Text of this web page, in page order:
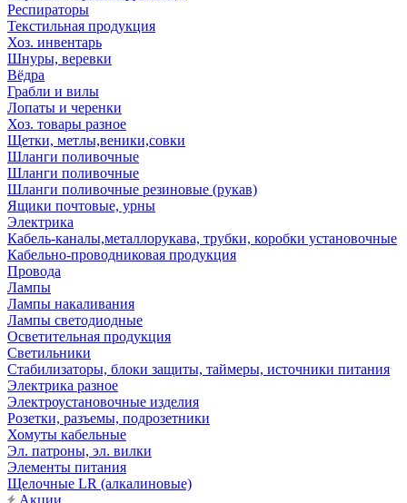
Респираторы
Текстильная продукция
Хоз. инвентарь
Шнуры, веревки
Вёдра
Грабли и вилы
Лопаты и черенки
Хоз. товары разное
Щетки, метлы,веники,совки
Шланги поливочные
Шланги поливочные
Шланги поливочные резиновые (рукав)
Ящики почтовые, урны
Электрика
Кабель-каналы,металлорукава, трубки, коробки установочные
Кабельно-проводниковая продукция
Провода
Лампы
Лампы накаливания
Лампы светодиодные
Осветительная продукция
Светильники
Стабилизаторы, блоки защиты, таймеры, источники питания
Электрика разное
Электроустановочные изделия
Розетки, разъемы, подрозетники
Хомуты кабельные
Эл. патроны, эл. вилки
Элементы питания
Щелочные LR (алкалиновые)
Акции